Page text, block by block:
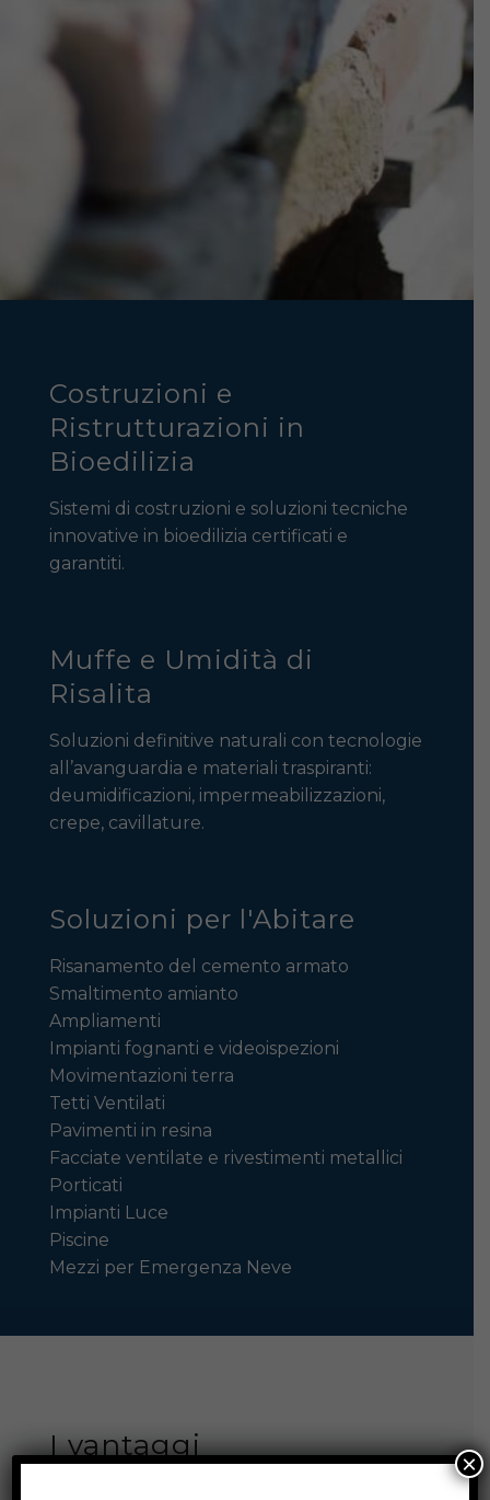
Costruzioni e
Ristrutturazioni in
Bioedilizia
Sistemi di costruzioni e soluzioni tecniche
innovative in bioedilizia certificati e
garantiti.
Muffe e Umidità di
Risalita
Soluzioni definitive naturali con tecnologie
all’avanguardia e materiali traspiranti:
deumidificazioni, impermeabilizzazioni,
crepe, cavillature.
Soluzioni per l'Abitare
Risanamento del cemento armato
Smaltimento amianto
Ampliamenti
Impianti fognanti e videoispezioni
Movimentazioni terra
Tetti Ventilati
Pavimenti in resina
Facciate ventilate e rivestimenti metallici
Porticati
Impianti Luce
Piscine
Mezzi per Emergenza Neve
I vantaggi
×